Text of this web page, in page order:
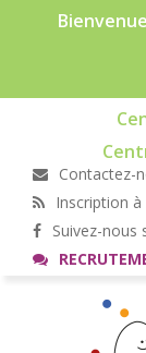
Contactez-
Inscription
Suivez-nous